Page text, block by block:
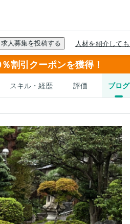
割引クーポンを獲得！
スキル・経歴 評価 ブログ